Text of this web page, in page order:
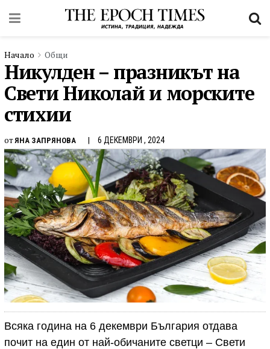
Начало Общи
Никулден – празникът на
Свети Николай и морските
стихии
от ЯНА ЗАПРЯНОВА 6 ДЕКЕМВРИ , 2024
Всяка година на 6 декември България отдава
почит на един от най-обичаните светци – Свети